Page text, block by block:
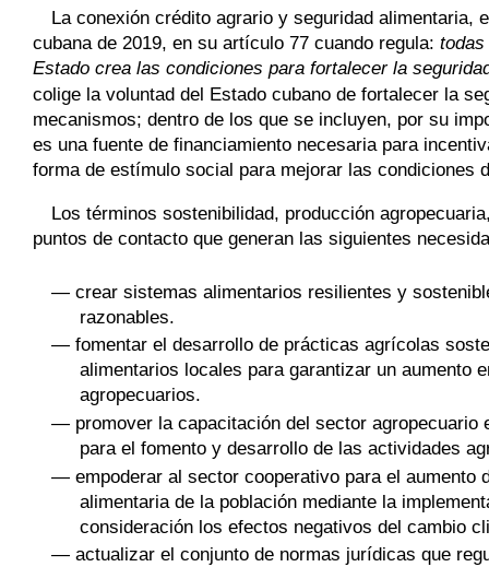
La conexión crédito agrario y seguridad
cubana de 2019, en su artículo 77 cuando regula: todas
Estado crea las condiciones para fortalecer la
colige la voluntad del Estado cubano de fortalecer la
mecanismos; dentro de los que se incluyen, por su
es una fuente de financiamiento necesaria para
forma de estímulo social para mejorar las condiciones
Los términos sostenibilidad, producción
puntos de contacto que generan las siguientes
— crear sistemas alimentarios resilientes y
razonables.
— fomentar el desarrollo de prácticas agrícolas
alimentarios locales para garantizar un aumento
agropecuarios.
— promover la capacitación del sector agropecuario
para el fomento y desarrollo de las actividades
— empoderar al sector cooperativo para el aumento
alimentaria de la población mediante la
consideración los efectos negativos del cambio
— actualizar el conjunto de normas jurídicas que